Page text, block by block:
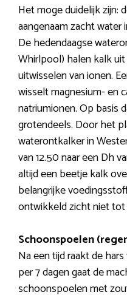
Het moge duidelijk zijn:
aangenaam zacht water
De hedendaagse
Whirlpool) halen kalk
uitwisselen van ionen.
wisselt magnesium- en
natriumionen. Op basis
grotendeels. Door het
waterontkalker in
van 12.50 naar een Dh
altijd een beetje kalk
belangrijke
ontwikkeld zicht niet
Schoonspoelen
Na een tijd raakt de
per 7 dagen gaat de
schoonspoelen met